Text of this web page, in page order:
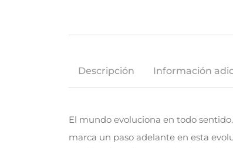
Descripción Información
El mundo evoluciona en todo
marca un paso adelante en esta